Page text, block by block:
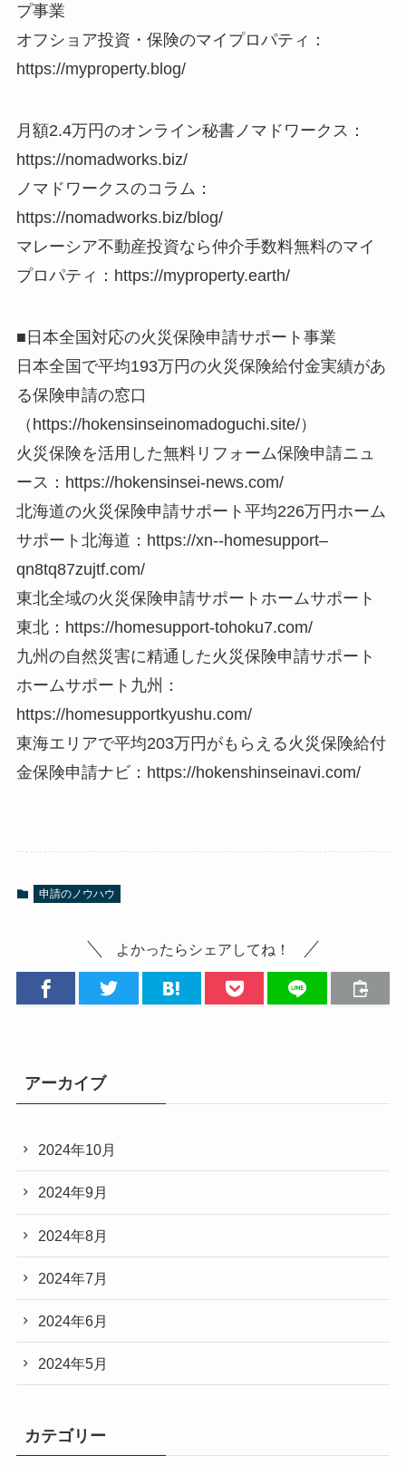
プ事業
オフショア投資・保険のマイプロパティ：
https://myproperty.blog/
月額2.4万円のオンライン秘書ノマドワークス：
https://nomadworks.biz/
ノマドワークスのコラム：
https://nomadworks.biz/blog/
マレーシア不動産投資なら仲介手数料無料のマイ
プロパティ：https://myproperty.earth/
■日本全国対応の火災保険申請サポート事業
日本全国で平均193万円の火災保険給付金実績があ
る保険申請の窓口
（https://hokensinseinomadoguchi.site/）
火災保険を活用した無料リフォーム保険申請ニュ
ース：https://hokensinsei-news.com/
北海道の火災保険申請サポート平均226万円ホーム
サポート北海道：https://xn--homesupport–
qn8tq87zujtf.com/
東北全域の火災保険申請サポートホームサポート
東北：https://homesupport-tohoku7.com/
九州の自然災害に精通した火災保険申請サポート
ホームサポート九州：
https://homesupportkyushu.com/
東海エリアで平均203万円がもらえる火災保険給付
金保険申請ナビ：https://hokenshinseinavi.com/
申請のノウハウ
よかったらシェアしてね！
アーカイブ
2024年10月
2024年9月
2024年8月
2024年7月
2024年6月
2024年5月
カテゴリー